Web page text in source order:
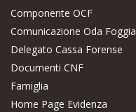
Componente OCF
Comunicazione Oda Foggia
Delegato Cassa Forense
Documenti CNF
Famiglia
Home Page Evidenza